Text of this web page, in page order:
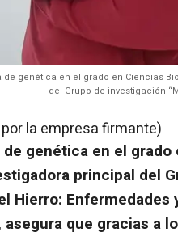
genética en el grado en Ciencias
del Grupo de investigación
la empresa firmante)
genética en el
principal del
Hierro: Enfermedades
asegura que gracias a